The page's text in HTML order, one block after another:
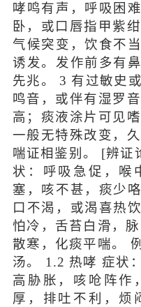
哮鸣有声，呼吸困
卧，或口唇指甲紫
气候突变，饮食不
诱发。发作前多有
先兆。 3 有过敏史
鸣音，或伴有湿罗
高；痰液涂片可见
一般无特殊改变，
喘证相鉴别。 [辨证
状：呼吸急促，喉
塞，咳不甚，痰少
口不渴，或渴喜热
怕冷，舌苔白滑，
散寒，化痰平喘。
汤。 1.2 热哮 症状
高胁胀，咳呛阵作
厚，排吐不利，烦